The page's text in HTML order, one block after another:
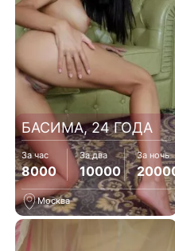
БАСИМА, 24 ГОДА
За час
8000
За два
10000
За ночь
Москва